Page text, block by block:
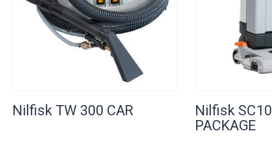
Nilfisk TW 300 CAR
Nilfisk
PACKAGE